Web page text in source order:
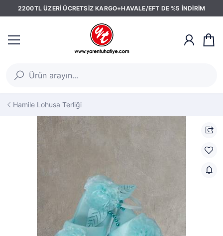
2200TL ÜZERİ ÜCRETSİZ KARGO+HAVALE/EFT DE %5 İNDİRİM
Hamile Lohusa Terliği